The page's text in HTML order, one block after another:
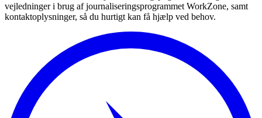
vejledninger i brug af journaliseringsprogrammet WorkZone, samt
kontaktoplysninger, så du hurtigt kan få hjælp ved behov.